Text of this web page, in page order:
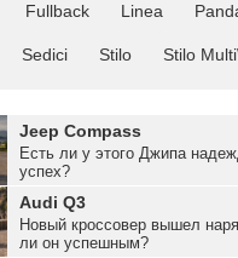
Fullback Linea
Sedici Stilo Stilo
Jeep Compass
Есть ли у этого Джипа
успех?
Audi Q3
Новый кроссовер вышел
ли он успешным?